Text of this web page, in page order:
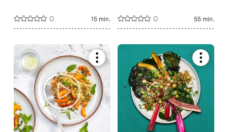
0 15 min. 0 55 min.
Bookmark
recipe
or
add
to
your
recipe
add
it
to
your